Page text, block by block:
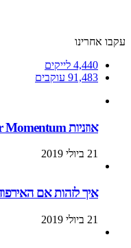
עקבו אחרינו
4,440 לייקים
91,483 עוקבים
אוזניות Sennheiser Momentum- מה אנחנו חושבים?
21 ביולי 2019
איך לזהות אם
21 ביולי 2019